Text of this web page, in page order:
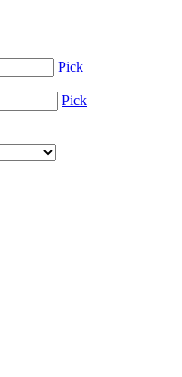
Pick
Pick